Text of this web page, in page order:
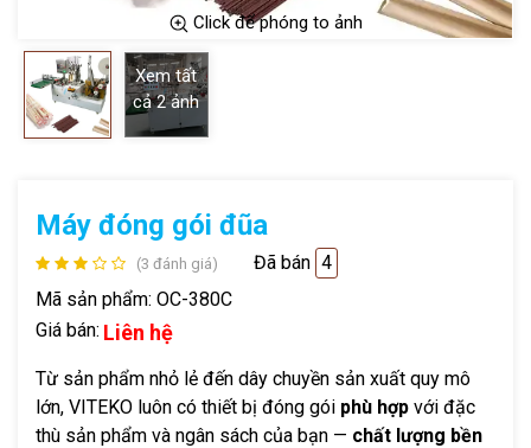
Click để phóng to ảnh
Xem tất
cả2 ảnh
Máy đóng gói đũa
(3 đánh giá) Đã bán 4
Mã sản phẩm: OC-380C
Giá bán: Liên hệ
Từ sản phẩm nhỏ lẻ đến dây chuyền sản xuất quy mô
lớn, VITEKO luôn có thiết bị đóng gói phù hợp với đặc
thù sản phẩm và ngân sách của bạn — chất lượng bền